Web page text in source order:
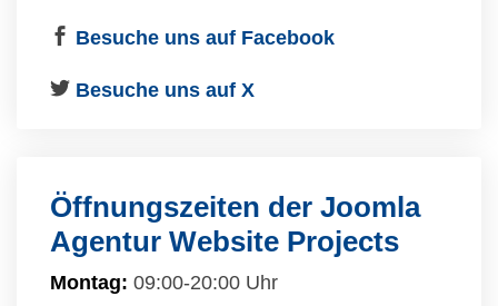
Besuche uns auf Facebook
Besuche uns auf X
Öffnungszeiten der Joomla
Agentur Website Projects
Montag: 09:00-20:00 Uhr